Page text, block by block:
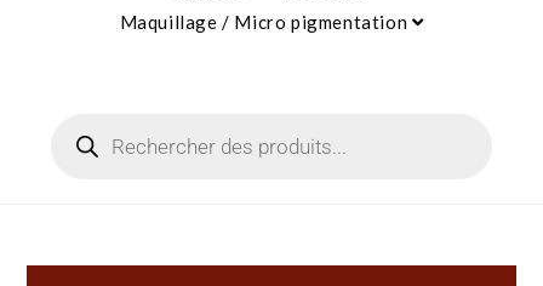
Maquillage / Micro pigmentation